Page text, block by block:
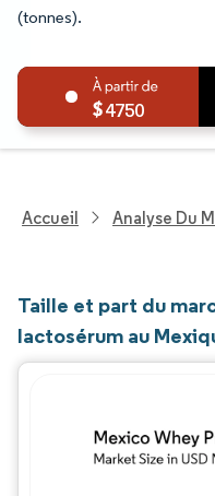
(tonnes).
4750
Accueil Analyse Du
Taille et part du
lactosérum au